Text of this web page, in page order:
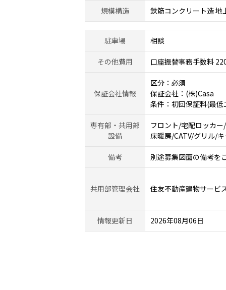
規模構造 鉄筋コンクリート造 地
駐車場 相談
その他費用 口座振替事務手数料
保証会社情報
区分：必須
保証会社：(株)Casa
条件：初回保証料(最
専有部・共用部
設備
フロント/宅配ロッカ
床暖房/CATV/グリル/
備考 別途募集図面の備考を
共用部管理会社 住友不動産建物サービ
情報更新日 2026年08月06日